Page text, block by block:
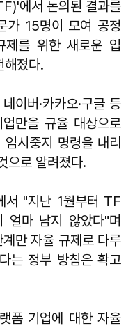
에서 논의된 결과를
가 15명이 모여 공정
제를 위한 새로운 입
해졌다.
이버·카카오·구글 등
만을 규율 대상으로
시중지 명령을 내리
으로 알려졌다.
서 "지난 1월부터 TF
얼마 남지 않았다"며
만 자율 규제로 다루
는 정부 방침은 확고
폼 기업에 대한 자율